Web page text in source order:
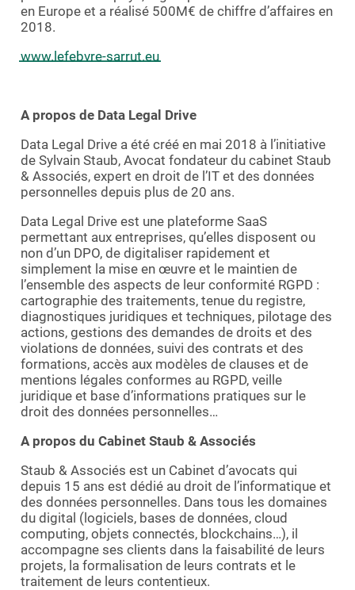
en Europe et a réalisé 500M€ de chiffre d’affaires en
2018.
www.lefebvre-sarrut.eu
A propos de Data Legal Drive
Data Legal Drive a été créé en mai 2018 à l’initiative
de Sylvain Staub, Avocat fondateur du cabinet Staub
& Associés, expert en droit de l’IT et des données
personnelles depuis plus de 20 ans.
Data Legal Drive est une plateforme SaaS
permettant aux entreprises, qu’elles disposent ou
non d’un DPO, de digitaliser rapidement et
simplement la mise en œuvre et le maintien de
l’ensemble des aspects de leur conformité RGPD :
cartographie des traitements, tenue du registre,
diagnostiques juridiques et techniques, pilotage des
actions, gestions des demandes de droits et des
violations de données, suivi des contrats et des
formations, accès aux modèles de clauses et de
mentions légales conformes au RGPD, veille
juridique et base d’informations pratiques sur le
droit des données personnelles…
A propos du Cabinet Staub & Associés
Staub & Associés est un Cabinet d’avocats qui
depuis 15 ans est dédié au droit de l’informatique et
des données personnelles. Dans tous les domaines
du digital (logiciels, bases de données, cloud
computing, objets connectés, blockchains…), il
accompagne ses clients dans la faisabilité de leurs
projets, la formalisation de leurs contrats et le
traitement de leurs contentieux.